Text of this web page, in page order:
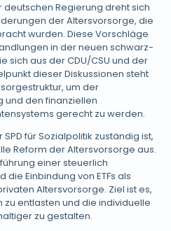
deutschen Regierung dreht sich
der Altersvorsorge, die
wurden. Diese Vorschläge
in der neuen schwarz-
sich aus der CDU/CSU und der
dieser Diskussionen steht
um der
und den finanziellen
gerecht zu werden.
für Sozialpolitik zuständig ist,
Reform der Altersvorsorge aus.
einer steuerlich
Einbindung von ETFs als
Altersvorsorge. Ziel ist es,
entlasten und die individuelle
zu gestalten.